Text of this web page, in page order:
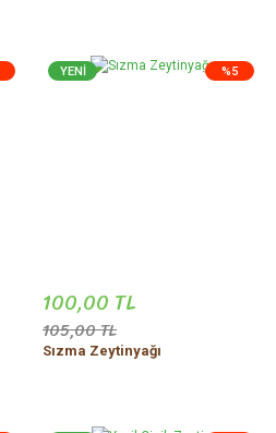
%5
YENİ
100,00 TL
105,00 TL
Sızma Zeytinyağı